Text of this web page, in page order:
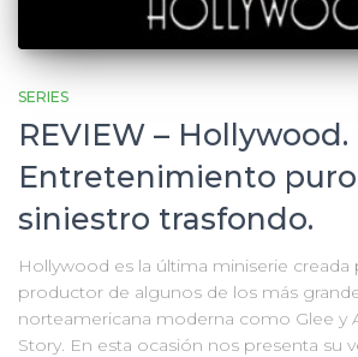
SERIES
REVIEW – Hollywood.
Entretenimiento
siniestro trasfondo.
Hollywood es la última miniserie creada
productor de algunos de los más
norteamericana moderna como Glee y
Story. En esta ocasión nos presenta su